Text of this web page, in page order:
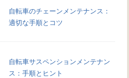
自転車のチェーンメンテナンス：
適切な手順とコツ
自転車サスペンションメンテナン
ス：手順とヒント